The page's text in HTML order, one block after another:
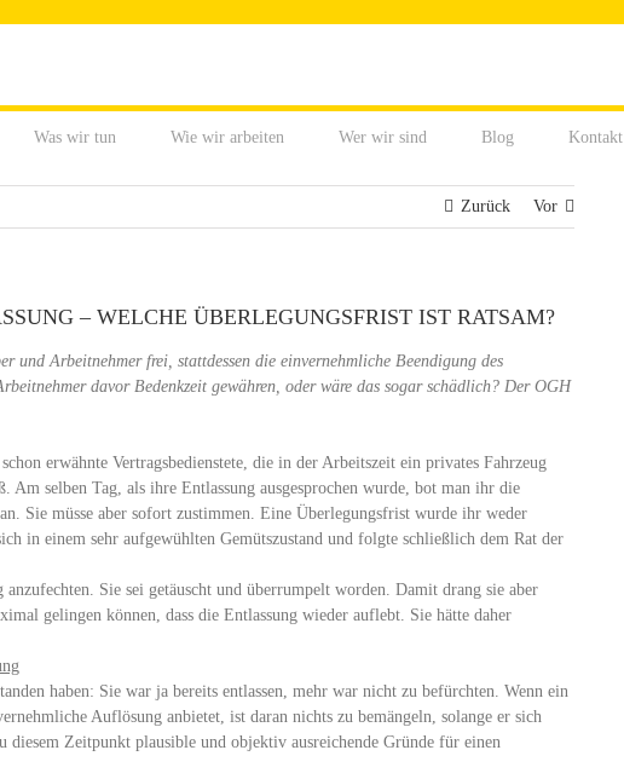
Was wir tun Wie wir arbeiten Wer wir sind Blog Kontakt
Zurück Vor
– WELCHE ÜBERLEGUNGSFRIST IST RATSAM?
und Arbeitnehmer frei, stattdessen die einvernehmliche Beendigung des
davor Bedenkzeit gewähren, oder wäre das sogar schädlich? Der OGH
erwähnte Vertragsbedienstete, die in der Arbeitszeit ein privates Fahrzeug
Am selben Tag, als ihre Entlassung ausgesprochen wurde, bot man ihr die
Sie müsse aber sofort zustimmen. Eine Überlegungsfrist wurde ihr weder
in einem sehr aufgewühlten Gemütszustand und folgte schließlich dem Rat der
Sie sei getäuscht und überrumpelt worden. Damit drang sie aber
gelingen können, dass die Entlassung wieder auflebt. Sie hätte daher
haben: Sie war ja bereits entlassen, mehr war nicht zu befürchten. Wenn ein
Auflösung anbietet, ist daran nichts zu bemängeln, solange er sich
Zeitpunkt plausible und objektiv ausreichende Gründe für einen